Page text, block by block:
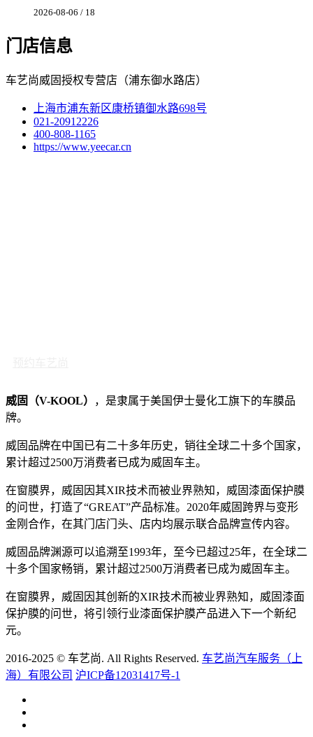
2026-08-06 / 18
门店信息
车艺尚威固授权专营店（浦东御水路店）
上海市浦东新区康桥镇御水路698号
021-20912226
400-808-1165
https://www.yeecar.cn
威固（V-KOOL）
，是隶属于美国伊士曼化工旗下的车膜品
牌。
威固品牌在中国已有二十多年历史，销往全球二十多个国家，
累计超过2500万消费者已成为威固车主。
在窗膜界，威固因其XIR技术而被业界熟知，威固漆面保护膜
的问世，打造了“GREAT”产品标准。2020年威固跨界与变形
金刚合作，在其门店门头、店内均展示联合品牌宣传内容。
威固品牌渊源可以追溯至1993年，至今已超过25年，在全球二
十多个国家畅销，累计超过2500万消费者已成为威固车主。
在窗膜界，威固因其创新的XIR技术而被业界熟知，威固漆面
保护膜的问世，将引领行业漆面保护膜产品进入下一个新纪
元。
2016-2025 © 车艺尚. All Rights Reserved. 车艺尚汽车服务（上
海）有限公司 沪ICP备12031417号-1